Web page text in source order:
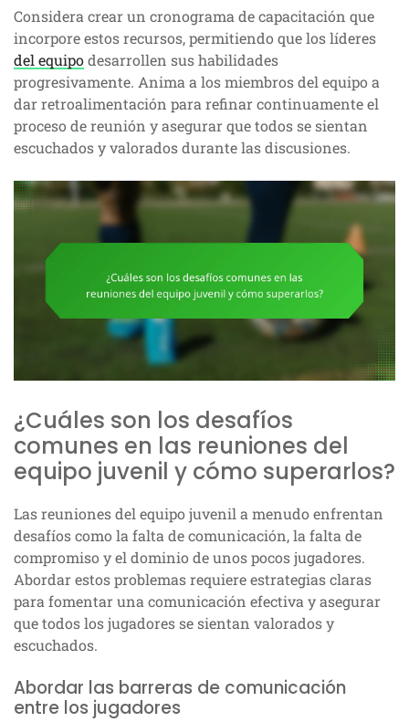
Considera crear un cronograma de capacitación que
incorpore estos recursos, permitiendo que los líderes
del equipodesarrollen sus habilidades
progresivamente. Anima a los miembros del equipo a
dar retroalimentación para refinar continuamente el
proceso de reunión y asegurar que todos se sientan
escuchados y valorados durante las discusiones.
¿Cuáles son los desafíos
comunes en las reuniones del
equipo juvenil y cómo superarlos?
Las reuniones del equipo juvenil a menudo enfrentan
desafíos como la falta de comunicación, la falta de
compromiso y el dominio de unos pocos jugadores.
Abordar estos problemas requiere estrategias claras
para fomentar una comunicación efectiva y asegurar
que todos los jugadores se sientan valorados y
escuchados.
Abordar las barreras de comunicación
entre los jugadores